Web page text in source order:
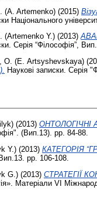
(A. Artemenko) (2015)
Національного
(Artemenko Y.) (2013)
Серія “Філософія”,
О. (Е. Artsyshevskaya)
Наукові записки. Серія
(2013) ОНТОЛОГІЧНІ
(Вип.13). pp. 84-88.
Y.) (2013) КАТЕГОРІЯ
pp. 106-108.
G.) (2013) СТРАТЕГІЇ
Матеріали VI